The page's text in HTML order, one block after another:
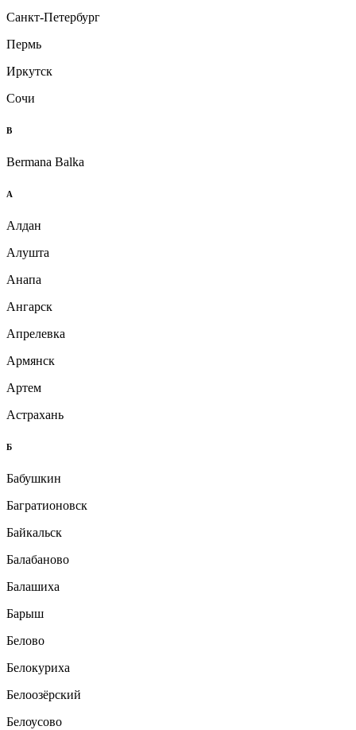
Санкт-Петербург
Пермь
Иркутск
Сочи
B
Bermana Balka
А
Алдан
Алушта
Анапа
Ангарск
Апрелевка
Армянск
Артем
Астрахань
Б
Бабушкин
Багратионовск
Байкальск
Балабаново
Балашиха
Барыш
Белово
Белокуриха
Белоозёрский
Белоусово